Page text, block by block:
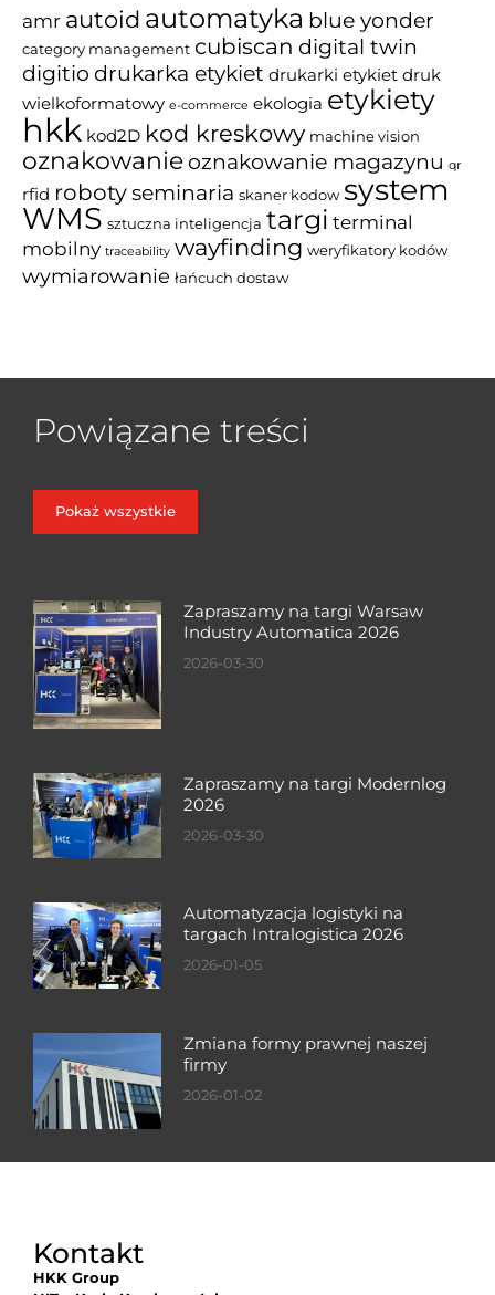
amr autoid automatyka blue yonder
category management cubiscan digital twin
digitio drukarka etykiet drukarki etykiet druk
wielkoformatowy e-commerce ekologia etykiety
hkk kod2D kod kreskowy machine vision
oznakowanie oznakowanie magazynu qr
rfid robotyseminaria skaner kodow system
WMS sztuczna inteligencja targi terminal
mobilny traceability wayfinding weryfikatory kodów
wymiarowanie łańcuch dostaw
Powiązane treści
Pokaż wszystkie
Zapraszamy na targi Warsaw
Industry Automatica 2026
2026-03-30
Zapraszamy na targi Modernlog
2026
2026-03-30
Automatyzacja logistyki na
targach Intralogistica 2026
2026-01-05
Zmiana formy prawnej naszej
firmy
2026-01-02
Kontakt
HKK Group